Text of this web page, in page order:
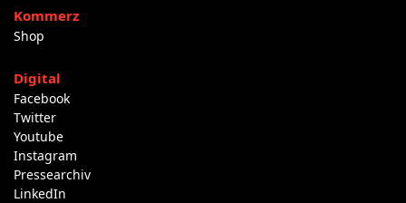
Kommerz
Shop
Digital
Facebook
Twitter
Youtube
Instagram
Pressearchiv
LinkedIn